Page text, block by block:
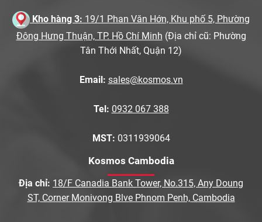
Kho hàng 3: 19/1 Phan Văn Hớn, Khu phố 5, Phường
Đông Hưng Thuận, TP. Hồ Chí Minh (Địa chỉ cũ: Phường
Tân Thới Nhất, Quận 12)
Email: sales@kosmos.vn
Tel: 0932 067 388
MST: 0311939064
Kosmos Cambodia
Địa chỉ: 18/F Canadia Bank Tower, No.315, Any Doung
ST, Corner Monivong Blve Phnom Penh, Cambodia